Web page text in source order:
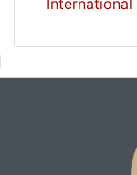
карти
зв'язку з
свідчить
International